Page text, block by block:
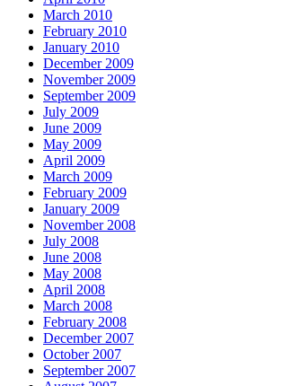
March 2010
February 2010
January 2010
December 2009
November 2009
September 2009
July 2009
June 2009
May 2009
April 2009
March 2009
February 2009
January 2009
November 2008
July 2008
June 2008
May 2008
April 2008
March 2008
February 2008
December 2007
October 2007
September 2007